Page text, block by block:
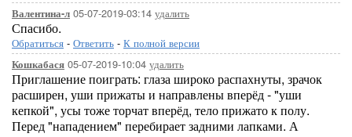
Валентина-л 05-07-2019-03:14 удалить
Спасибо.
Обратиться - Ответить - К полной версии
Кошкабася 05-07-2019-10:04 удалить
Приглашение поиграть: глаза широко распахнуты, зрачок
расширен, уши прижаты и направлены вперёд - "уши
кепкой", усы тоже торчат вперёд, тело прижато к полу.
Перед "нападением" перебирает задними лапками. А